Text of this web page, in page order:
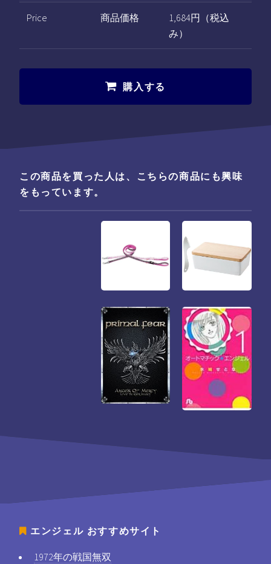
Price 商品価格
1,684円（税込
み）
購入する
この商品を買った人は、こちらの商品にも興味
をもっています。
エンジェル おすすめサイト
1972年の戦国無双